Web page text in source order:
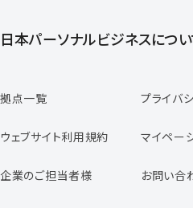
登録から就業開始までの流れ
日本パーソナルビジネスにつ
スタッフの声
専任コンサルタントの声
福利厚生のご案内
拠点一覧 プライバ
ウェブサイト利用規約 マイペー
企業のご担当者様 お問い合